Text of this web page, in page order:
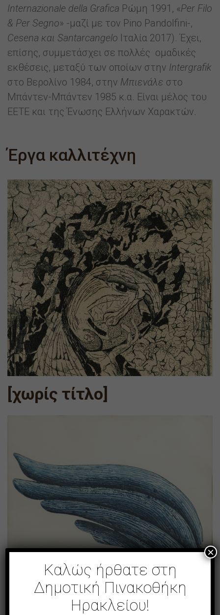
Internazionale della Grafica Ρώμη 1991, «Per Filo
& Per Segno» -μαζί με τον Pino Pandolfini-,
Cesena και Santarcangelo Ιταλία 2017). Έχει,
επίσης, συμμετάσχει σε πολλές ομαδικές
εκθέσεις, μεταξύ των οποίων στην Intergrafik
στο Βερολίνο 1984, στην Μπιενάλε στο
Μπάντεν-Μπάντεν 1985 κ.α. Είναι μέλος του
ΕΕΤΕ και της Ένωσης Ελλήνων Χαρακτών.
Έργα καλλιτέχνη
[χωρίς τίτλο]
Καλώς ήρθατε στη
Δημοτική Πινακοθήκη
Ηρακλείου!
×